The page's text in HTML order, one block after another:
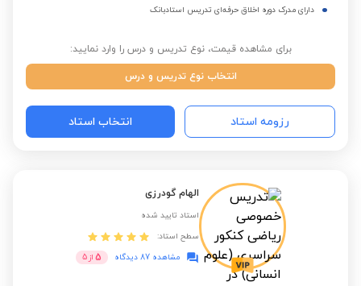
دارای مدرک دوره اخلاق حرفه‌ای تدریس استادبانک
برای مشاهده قیمت، نوع تدریس و درس را وارد نمایید:
انتخاب نوع تدریس و درس
رزومه استاد انتخاب استاد
الهام گودرزی
استاد تایید شده
سطح استاد:
مشاهده 87 دیدگاه
5 از 5